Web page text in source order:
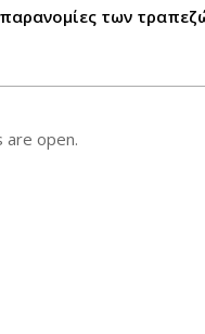
των
are open.